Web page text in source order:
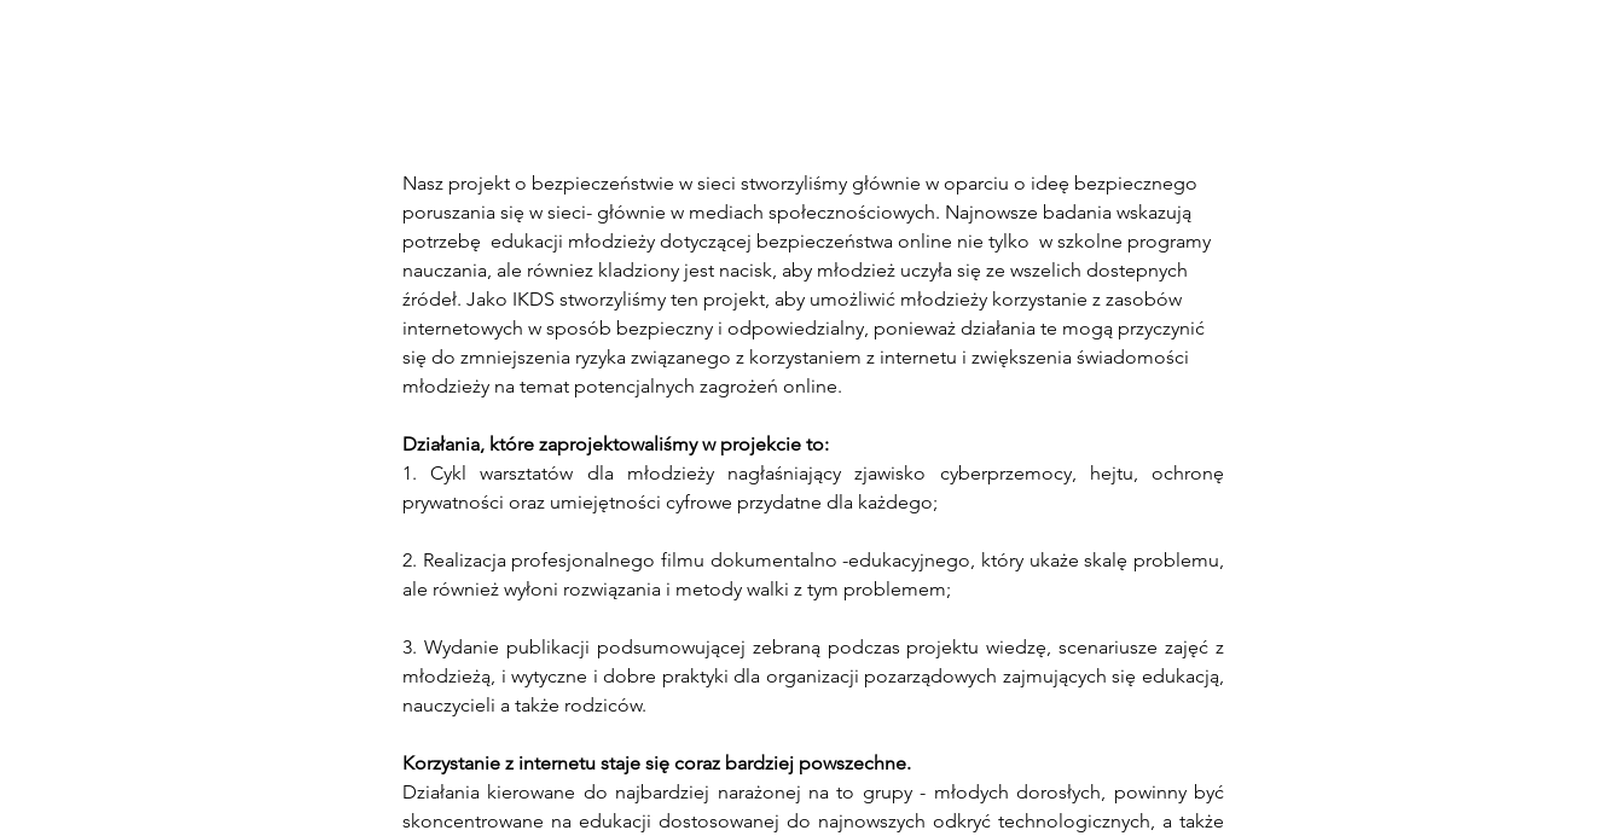
Nasz projekt o bezpieczeństwie w sieci stworzyliśmy głównie w oparciu o ideę bezpiecznego
poruszania się w sieci- głównie w mediach społecznościowych. Najnowsze badania wskazują
potrzebę  edukacji młodzieży dotyczącej bezpieczeństwa online nie tylko  w szkolne programy
nauczania, ale równiez kladziony jest nacisk, aby młodzież uczyła się ze wszelich dostepnych
źródeł. Jako IKDS stworzyliśmy ten projekt, aby umożliwić młodzieży korzystanie z zasobów
internetowych w sposób bezpieczny i odpowiedzialny, ponieważ działania te mogą przyczynić
się do zmniejszenia ryzyka związanego z korzystaniem z internetu i zwiększenia świadomości
młodzieży na temat potencjalnych zagrożeń online.
Działania, które zaprojektowaliśmy w projekcie to:
1. Cykl warsztatów dla młodzieży nagłaśniający zjawisko cyberprzemocy, hejtu, ochronę
prywatności oraz umiejętności cyfrowe przydatne dla każdego;
2. Realizacja profesjonalnego filmu dokumentalno -edukacyjnego, który ukaże skalę problemu,
ale również wyłoni rozwiązania i metody walki z tym problemem;
3. Wydanie publikacji podsumowującej zebraną podczas projektu wiedzę, scenariusze zajęć z
młodzieżą, i wytyczne i dobre praktyki dla organizacji pozarządowych zajmujących się edukacją,
nauczycieli a także rodziców.
Korzystanie z internetu staje się coraz bardziej powszechne.
Działania kierowane do najbardziej narażonej na to grupy - młodych dorosłych, powinny być
skoncentrowane na edukacji dostosowanej do najnowszych odkryć technologicznych, a także